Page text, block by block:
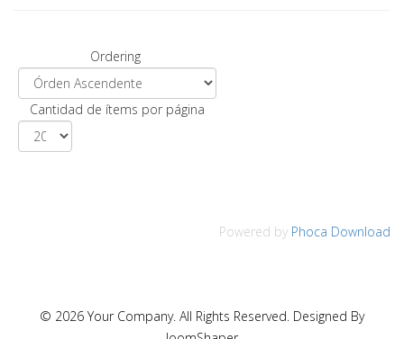
Ordering
Cantidad de ítems por página
Powered by Phoca Download
© 2026 Your Company. All Rights Reserved. Designed By